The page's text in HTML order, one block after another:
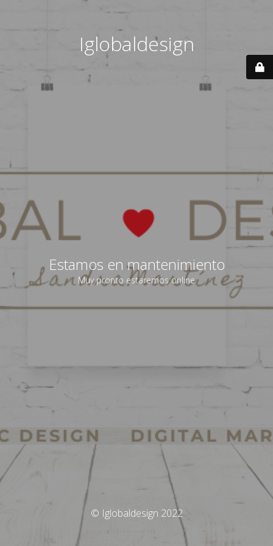
Iglobaldesign
Estamos en mantenimiento
Muy pronto estaremos online
© Iglobaldesign 2022